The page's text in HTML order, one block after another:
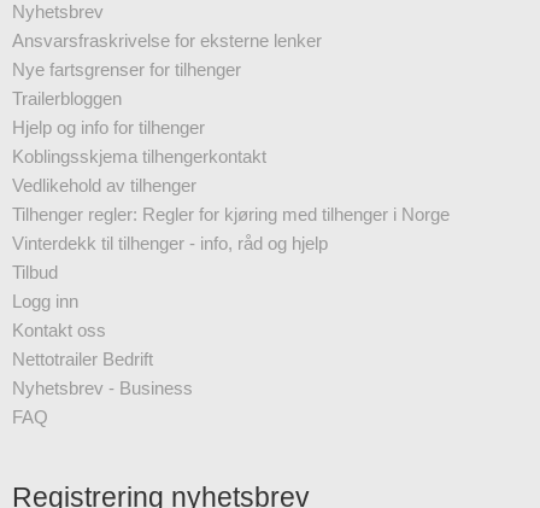
Nyhetsbrev
Ansvarsfraskrivelse for eksterne lenker
Nye fartsgrenser for tilhenger
Trailerbloggen
Hjelp og info for tilhenger
Koblingsskjema tilhengerkontakt
Vedlikehold av tilhenger
Tilhenger regler: Regler for kjøring med tilhenger i Norge
Vinterdekk til tilhenger - info, råd og hjelp
Tilbud
Logg inn
Kontakt oss
Nettotrailer Bedrift
Nyhetsbrev - Business
FAQ
Registrering nyhetsbrev